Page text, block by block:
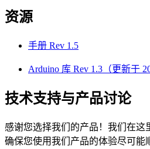
资源
手册 Rev 1.5
Arduino 库 Rev 1.3（更新于
技术支持与产品讨论
感谢您选择我们的产品！我们在这
确保您使用我们产品的体验尽可能